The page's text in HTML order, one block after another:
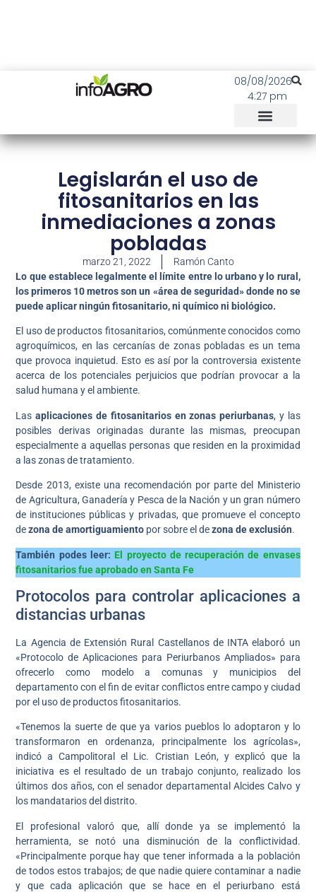
08/08/2026
4:27 pm
Legislarán el uso de
fitosanitarios en las
inmediaciones a zonas
pobladas
marzo 21, 2022
Ramón Canto
Lo que establece legalmente el límite entre lo urbano y lo rural,
los primeros 10 metros son un «área de seguridad» donde no se
puede aplicar ningún fitosanitario, ni químico ni biológico.
El uso de productos fitosanitarios, comúnmente conocidos como
agroquímicos, en las cercanías de zonas pobladas es un tema
que provoca inquietud. Esto es así por la controversia existente
acerca de los potenciales perjuicios que podrían provocar a la
salud humana y el ambiente.
Lasaplicaciones de fitosanitarios en zonas periurbanas, y las
posibles derivas originadas durante las mismas, preocupan
especialmente a aquellas personas que residen en la proximidad
a las zonas de tratamiento.
Desde 2013, existe una recomendación por parte del Ministerio
de Agricultura, Ganadería y Pesca de la Nación y un gran número
de instituciones públicas y privadas, que promueve el concepto
dezona de amortiguamiento por sobre el dezona de exclusión.
También podes leer: El proyecto de recuperación de envases
fitosanitarios fue aprobado en Santa Fe
Protocolos para controlar aplicaciones a
distancias urbanas
La Agencia de Extensión Rural Castellanos de INTA elaboró un
«Protocolo de Aplicaciones para Periurbanos Ampliados» para
ofrecerlo como modelo a comunas y municipios del
departamento con el fin de evitar conflictos entre campo y ciudad
por el uso de productos fitosanitarios.
«Tenemos la suerte de que ya varios pueblos lo adoptaron y lo
transformaron en ordenanza, principalmente los agrícolas»,
indicó a Campolitoral el Lic. Cristian León, y explicó que la
iniciativa es el resultado de un trabajo conjunto, realizado los
últimos dos años, con el senador departamental Alcides Calvo y
los mandatarios del distrito.
El profesional valoró que, allí donde ya se implementó la
herramienta, se notó una disminución de la conflictividad.
«Principalmente porque hay que tener informada a la población
de todos estos trabajos; de que nadie quiere contaminar a nadie
y que cada aplicación que se hace en el periurbano está